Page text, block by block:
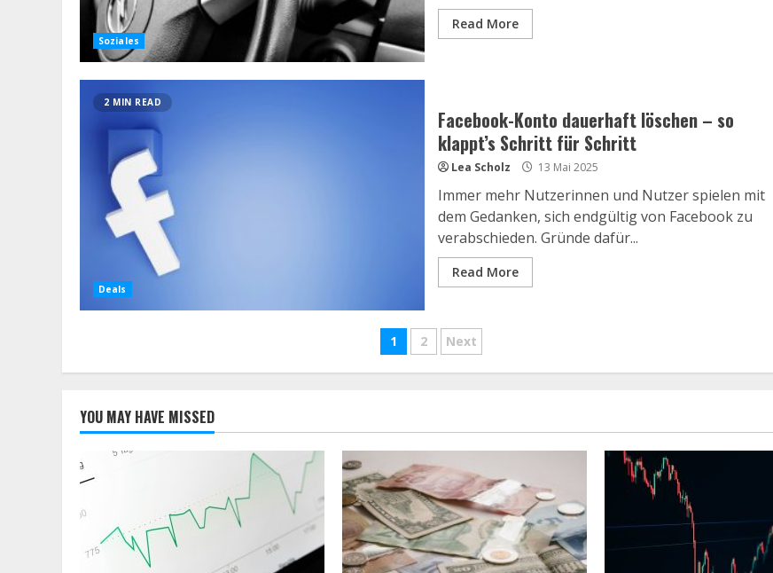
Soziales
Read More
2 MIN READ
Deals
Facebook-Konto dauerhaft löschen – so
klappt’s Schritt für Schritt
Lea Scholz 13 Mai 2025
Immer mehr Nutzerinnen und Nutzer spielen mit
dem Gedanken, sich endgültig von Facebook zu
verabschieden. Gründe dafür...
Read More
Seitennummerierung
der
1 2 Next
YOU MAY HAVE MISSED